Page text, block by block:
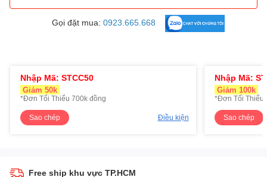
Gọi đặt mua: 0923.665.668
Nhập Mã: STCC50
Giảm 50k
*Đơn Tối Thiểu 700k đồng
Sao chép Điều kiện
Nhập Mã:
Giảm 100k
*Đơn Tối Thiểu
Sao chép
Free ship khu vực TP.HCM